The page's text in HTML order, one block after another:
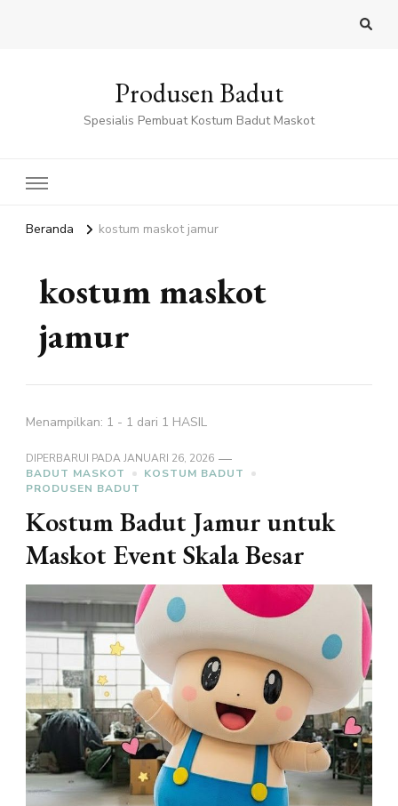
Produsen Badut
Spesialis Pembuat Kostum Badut Maskot
Beranda kostum maskot jamur
kostum maskot
jamur
Menampilkan: 1 - 1 dari 1 HASIL
DIPERBARUI PADAJANUARI 26, 2026
BADUT MASKOT
KOSTUM BADUT
PRODUSEN BADUT
Kostum Badut Jamur untuk
Maskot Event Skala Besar